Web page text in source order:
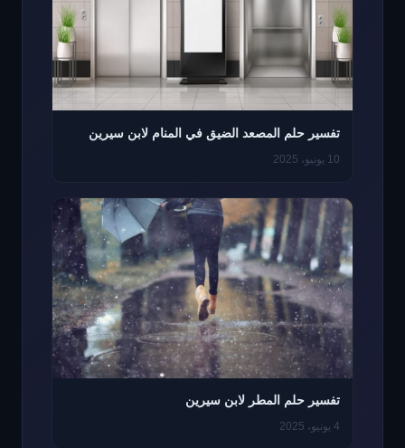
تفسير حلم المصعد الضيق في المنام لابن سيرين
10 يونيو، 2025
تفسير حلم المطر لابن سيرين
4 يونيو، 2025